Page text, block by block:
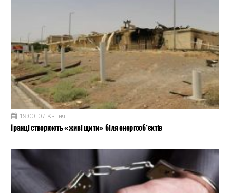
19:00, 07 Квітня
Іранці створюють «живі щити» біля енергооб’єктів